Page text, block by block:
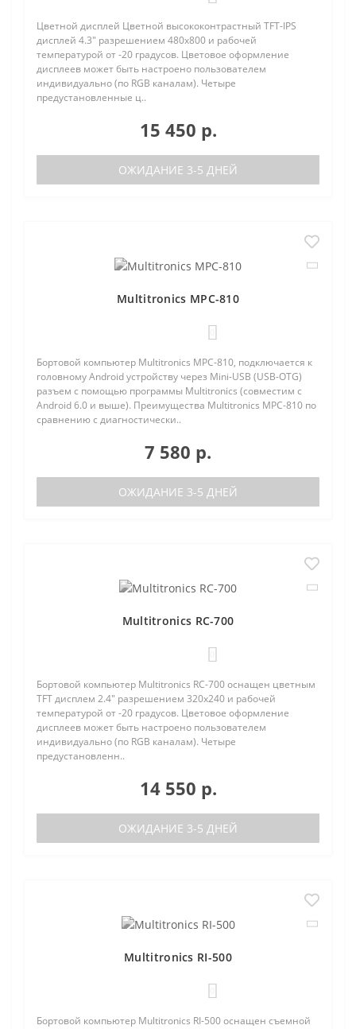
Цветной дисплей Цветной высококонтрастный TFT-IPS
дисплей 4.3" разрешением 480х800 и рабочей
температурой от -20 градусов. Цветовое оформление
дисплеев может быть настроено пользователем
индивидуально (по RGB каналам). Четыре
предустановленные ц..
15 450 р.
ОЖИДАНИЕ 3-5 ДНЕЙ
Multitronics MPC-810
Бортовой компьютер Multitronics MPC-810, подключается к
головному Android устройству через Mini-USB (USB-OTG)
разъем с помощью программы Multitronics (совместим с
Android 6.0 и выше). Преимущества Multitronics MPC-810 по
сравнению с диагностически..
7 580 р.
ОЖИДАНИЕ 3-5 ДНЕЙ
Multitronics RC-700
Бортовой компьютер Multitronics RC-700 оснащен цветным
TFT дисплем 2.4" разрешением 320х240 и рабочей
температурой от -20 градусов. Цветовое оформление
дисплеев может быть настроено пользователем
индивидуально (по RGB каналам). Четыре
предустановленн..
14 550 р.
ОЖИДАНИЕ 3-5 ДНЕЙ
Multitronics RI-500
Бортовой компьютер Multitronics RI-500 оснащен съемной